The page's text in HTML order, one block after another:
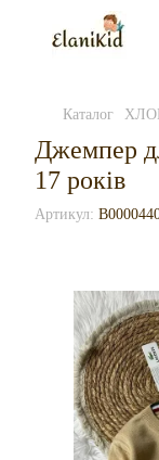
Каталог
Джемпер
17 років
Артикул: